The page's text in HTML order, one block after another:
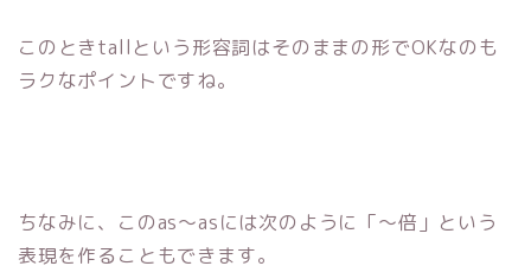
このときtallという形容詞はそのままの形でOKなのも
ラクなポイントですね。
ちなみに、このas～asには次のように「～倍」という
表現を作ることもできます。